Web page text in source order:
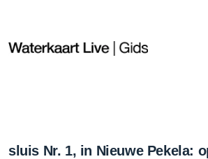
sluis Nr. 1, in Nieuwe Pekela: